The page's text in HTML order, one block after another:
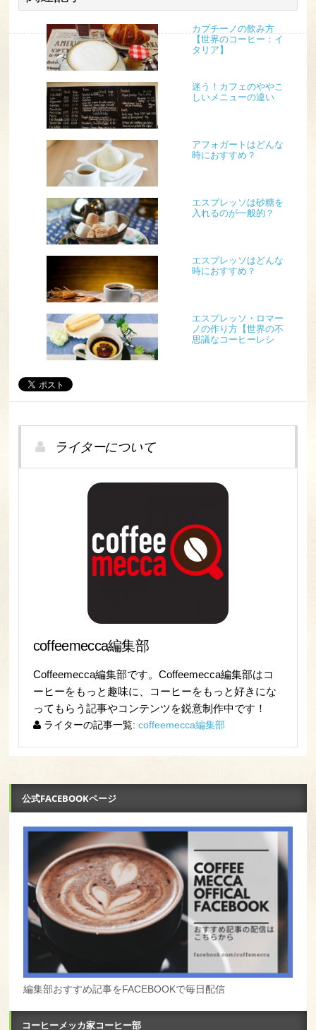
カプチーノの飲み方
【世界のコーヒー：イ
タリア】
迷う！カフェのややこ
しいメニューの違い
アフォガートはどんな
時におすすめ？
エスプレッソは砂糖を
入れるのが一般的？
エスプレッソはどんな
時におすすめ？
エスプレッソ・ロマー
ノの作り方【世界の不
思議なコーヒーレシ
ライターについて
coffeemecca編集部
Coffeemecca編集部です。Coffeemecca編集部はコ
ーヒーをもっと趣味に、コーヒーをもっと好きにな
ってもらう記事やコンテンツを鋭意制作中です！
ライターの記事一覧: coffeemecca編集部
公式FACEBOOKページ
編集部おすすめ記事をFACEBOOKで毎日配信
コーヒーメッカ家コーヒー部